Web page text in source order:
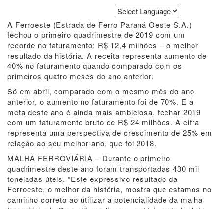
Powered by Translate
A Ferroeste (Estrada de Ferro Paraná Oeste S.A.)
fechou o primeiro quadrimestre de 2019 com um
recorde no faturamento: R$ 12,4 milhões – o melhor
resultado da história. A receita representa aumento de
40% no faturamento quando comparado com os
primeiros quatro meses do ano anterior.
Só em abril, comparado com o mesmo mês do ano
anterior, o aumento no faturamento foi de 70%. E a
meta deste ano é ainda mais ambiciosa, fechar 2019
com um faturamento bruto de R$ 24 milhões. A cifra
representa uma perspectiva de crescimento de 25% em
relação ao seu melhor ano, que foi 2018.
MALHA FERROVIÁRIA – Durante o primeiro
quadrimestre deste ano foram transportadas 430 mil
toneladas úteis. “Este expressivo resultado da
Ferroeste, o melhor da história, mostra que estamos no
caminho correto ao utilizar a potencialidade da malha